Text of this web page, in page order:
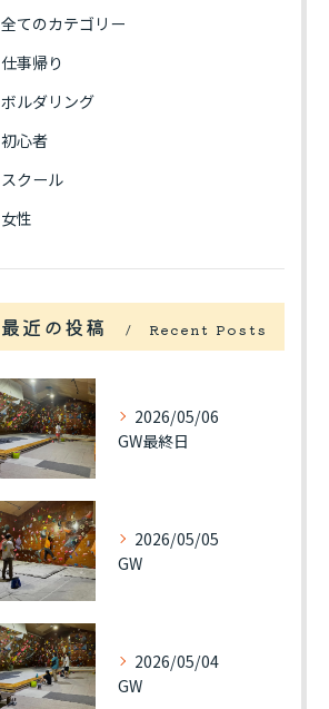
全てのカテゴリー
仕事帰り
ボルダリング
初心者
スクール
女性
最近の投稿 Recent Posts
2026/05/06
GW最終日
2026/05/05
GW
2026/05/04
GW